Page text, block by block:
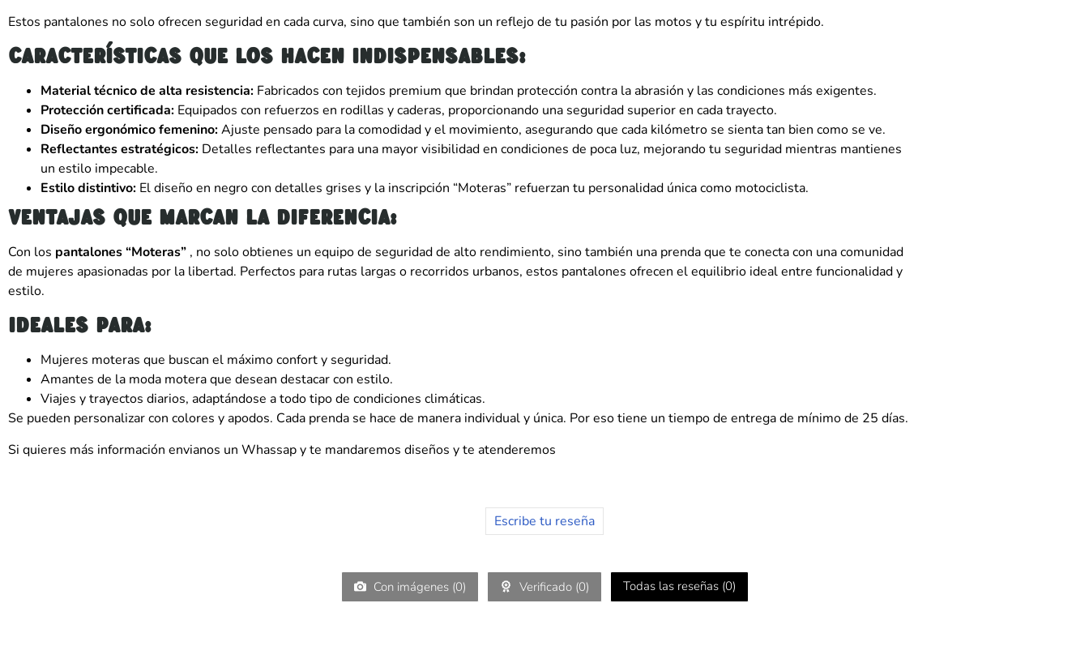
Estos pantalones no solo ofrecen seguridad en cada curva, sino que también son un reflejo de tu pasión por las motos y tu espíritu intrépido.
Características que los hacen indispensables:
Material técnico de alta resistencia: Fabricados con tejidos premium que brindan protección contra la abrasión y las condiciones más exigentes.
Protección certificada: Equipados con refuerzos en rodillas y caderas, proporcionando una seguridad superior en cada trayecto.
Diseño ergonómico femenino:Ajuste pensado para la comodidad y el movimiento, asegurando que cada kilómetro se sienta tan bien como se ve.
Reflectantes estratégicos: Detalles reflectantes para una mayor visibilidad en condiciones de poca luz, mejorando tu seguridad mientras mantienes
un estilo impecable.
Estilo distintivo: El diseño en negro con detalles grises y la inscripción “Moteras” refuerzan tu personalidad única como motociclista.
Ventajas que marcan la diferencia:
Con los pantalones “Moteras” , no solo obtienes un equipo de seguridad de alto rendimiento, sino también una prenda que te conecta con una comunidad
de mujeres apasionadas por la libertad. Perfectos para rutas largas o recorridos urbanos, estos pantalones ofrecen el equilibrio ideal entre funcionalidad y
estilo.
Ideales para:
Mujeres moteras que buscan el máximo confort y seguridad.
Amantes de la moda motera que desean destacar con estilo.
Viajes y trayectos diarios, adaptándose a todo tipo de condiciones climáticas.
Se pueden personalizar con colores y apodos. Cada prenda se hace de manera individual y única. Por eso tiene un tiempo de entrega de mínimo de 25 días.
Si quieres más información envianos un Whassap y te mandaremos diseños y te atenderemos
Escribe tu reseña
Con imágenes (0) Verificado (0) Todas las reseñas (0)